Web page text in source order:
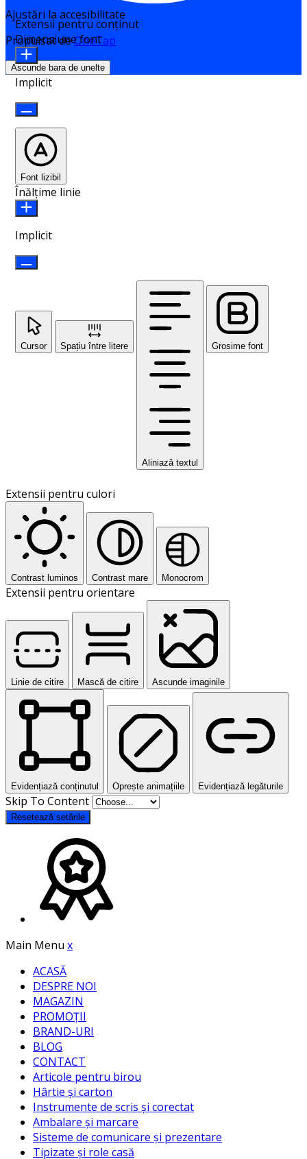
Ajustări la accesibilitate
Propulsat deOneTap
Ascunde bara de unelte
Extensii pentru conținut
Dimensiune font
Implicit
Font lizibil
Înălțime linie
Implicit
Cursor Spațiu între litere
Aliniază textul
Grosime font
Extensii pentru culori
Contrast luminos Contrast mare Monocrom
Extensii pentru orientare
Linie de citire Mască de citire Ascunde imaginile
Evidențiază conținutul Oprește animațiile Evidențiază legăturile
Skip To Content
Resetează setările
Main Menu x
ACASĂ
DESPRE NOI
MAGAZIN
PROMOȚII
BRAND-URI
BLOG
CONTACT
Articole pentru birou
Hârtie și carton
Instrumente de scris și corectat
Ambalare și marcare
Sisteme de comunicare și prezentare
Tipizate și role casă